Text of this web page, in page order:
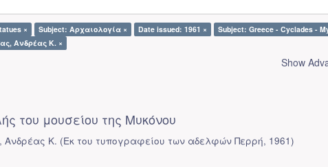
× Subject: Αρχαιολογία × Date issued: 1961 ×
Subject: Greece - Cyclades -
Ανδρέας Κ. ×
Show
του μουσείου της Μυκόνου
Ανδρέας Κ. (Εκ του τυπογραφείου των αδελφών Περρή, 1961)